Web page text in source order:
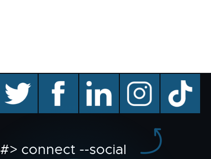
facebook linkedin instagram TikTok
#> connect --social